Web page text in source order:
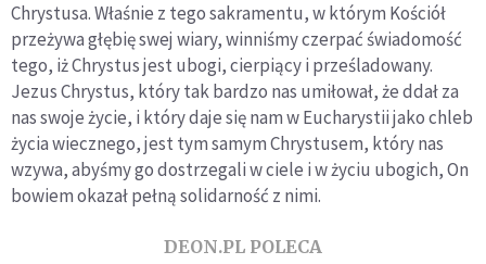
Chrystusa. Właśnie z tego sakramentu, w którym Kościół
przeżywa głębię swej wiary, winniśmy czerpać świadomość
tego, iż Chrystus jest ubogi, cierpiący i prześladowany.
Jezus Chrystus, który tak bardzo nas umiłował, że ddał za
nas swoje życie, i który daje się nam w Eucharystii jako chleb
życia wiecznego, jest tym samym Chrystusem, który nas
wzywa, abyśmy go dostrzegali w ciele i w życiu ubogich, On
bowiem okazał pełną solidarność z nimi.
DEON.PL POLECA